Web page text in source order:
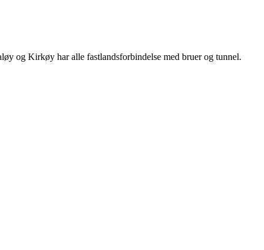
og Kirkøy har alle fastlandsforbindelse med bruer og tunnel.